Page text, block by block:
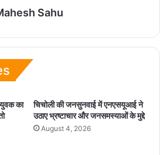
Sahu
का
चिचोली की जनसुनवाई में एनएसयूआई ने
उठाए भ्रष्टाचार और जनसमस्याओं के मुद्दे
August 4, 2026